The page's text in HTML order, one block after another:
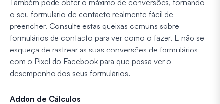
Também pode obter o máximo de conversões, tornando
o seu formulário de contacto realmente fácil de
preencher. Consulte estas queixas comuns sobre
formulários de contacto para ver como o fazer. E não se
esqueça de rastrear as suas conversões de formulários
com o Pixel do Facebook para que possa ver o
desempenho dos seus formulários.
Addon de Cálculos